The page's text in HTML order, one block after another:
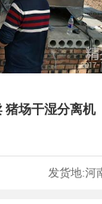
猪场干湿分离机
发货地:河